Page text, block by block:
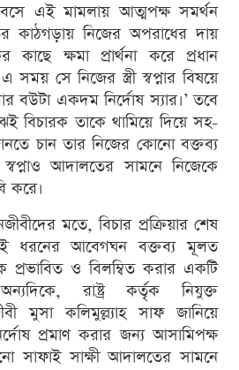
এই মামলায় আত্মপক্ষ সমর্থন
কাঠগড়ায় নিজের অপরাধের দায়
কাছে ক্ষমা প্রার্থনা করে প্রধান
সে নিজের স্ত্রী স্বপ্নার বিষয়ে
বউটা একদম নির্দোষ স্যার।’ তবে
বিচারক তাকে থামিয়ে দিয়ে সহ-
চান তার নিজের কোনো বক্তব্য
আদালতের সামনে নিজেকে
করে।
মতে, বিচার প্রক্রিয়ার শেষ
ধরনের আবেগঘন বক্তব্য মূলত
প্রভাবিত ও বিলম্বিত করার একটি
রাষ্ট্র কর্তৃক নিযুক্ত
মুসা কলিমুল্ল্যাহ সাফ জানিয়ে
প্রমাণ করার জন্য আসামিপক্ষ
সাফাই সাক্ষী আদালতের সামনে